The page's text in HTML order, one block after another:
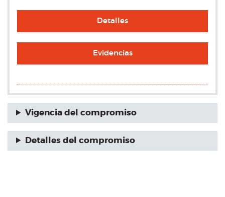
Detalles
Evidencias
Vigencia del compromiso
Detalles del compromiso